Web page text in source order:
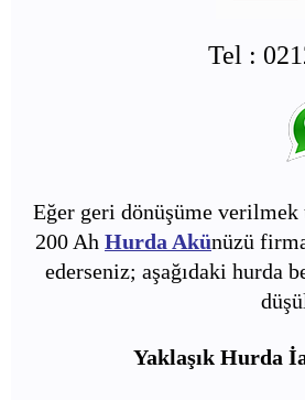
Tel :
Eğer geri dönüşüme
200 Ah Hurda Akünüzü
ederseniz; aşağıdaki hurda
Yaklaşık Hurda